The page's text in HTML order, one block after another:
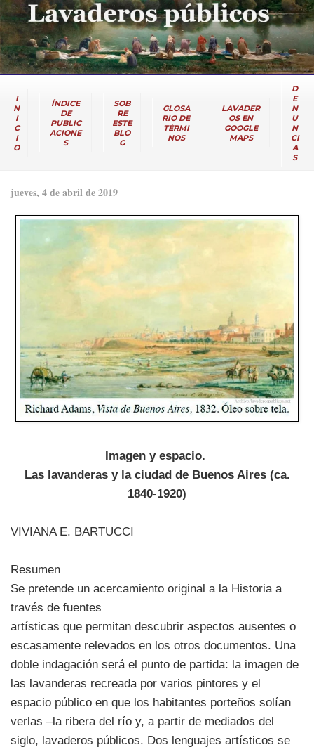
I
N
I
C
I
O
ÍNDICE
DE
PUBLIC
ACIONE
S
SOB
RE
ESTE
BLO
G
GLOSA
RIO DE
TÉRMI
NOS
LAVADER
OS EN
GOOGLE
MAPS
D
E
N
U
N
CI
A
S
jueves, 4 de abril de 2019
Imagen y espacio.
Las lavanderas y la ciudad de Buenos Aires (ca.
1840-1920)
VIVIANA E. BARTUCCI
Resumen
Se pretende un acercamiento original a la Historia a
través de fuentes
artísticas que permitan descubrir aspectos ausentes o
escasamente relevados en los otros documentos. Una
doble indagación será el punto de partida: la imagen de
las lavanderas recreada por varios pintores y el
espacio público en que los habitantes porteños solían
verlas –la ribera del río y, a partir de mediados del
siglo, lavaderos públicos. Dos lenguajes artísticos se